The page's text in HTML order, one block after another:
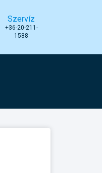
Szervíz
+36-20-211-
1588